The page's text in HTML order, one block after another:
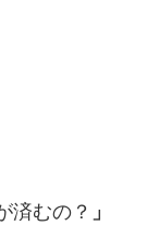
済むの？ 」